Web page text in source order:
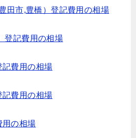
田市,豊橋）登記費用の相場
登記費用の相場
費用の相場
記費用の相場
用の相場